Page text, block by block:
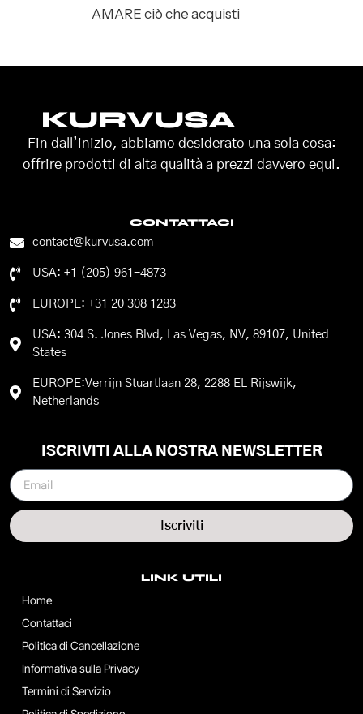
AMARE ciò che acquisti
KURVUSA
Fin dall’inizio, abbiamo desiderato una sola cosa:
offrire prodotti di alta qualità a prezzi davvero equi.
CONTATTACI
contact@kurvusa.com
USA: +1 (205) 961-4873
EUROPE: +31 20 308 1283
USA: 304 S. Jones Blvd, Las Vegas, NV, 89107, United
States
EUROPE:Verrijn Stuartlaan 28, 2288 EL Rijswijk,
Netherlands
LINK UTILI
Home
Contattaci
Politica di Cancellazione
Informativa sulla Privacy
Termini di Servizio
ISCRIVITI ALLA NOSTRA NEWSLETTER
Iscriviti